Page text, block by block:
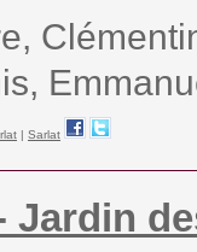
| Sarlat
Jardin